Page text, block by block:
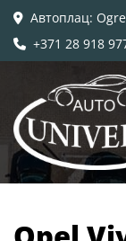
 Автоплац:
 +371 28 918